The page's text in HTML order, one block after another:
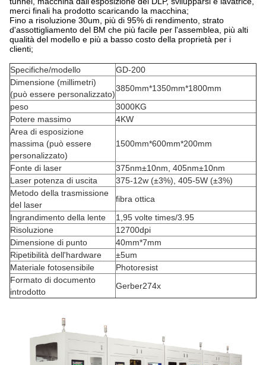
merci finali ha prodotto scaricando la macchina;
Fino a risoluzione 30um, più di 95% di rendimento, strato
d'assottigliamento del BM che più facile per l'assemblea, più alti
qualità del modello e più a basso costo della proprietà per i
clienti;
Specifiche/modello
GD-200
Dimensione (millimetri)
(può essere personalizzato)
3850mm*1350mm*1800mm
peso
3000KG
Potere massimo
4KW
Area di esposizione
massima (può essere
personalizzato)
1500mm*600mm*200mm
Fonte di laser
375nm±10nm, 405nm±10nm
Laser potenza di uscita
375-12w (±3%), 405-5W (±3%)
Metodo della trasmissione
del laser
fibra ottica
Ingrandimento della lente
1,95 volte times/3.95
Risoluzione
12700dpi
Dimensione di punto
40mm*7mm
Ripetibilità dell'hardware
±5um
Materiale fotosensibile
Photoresist
Formato di documento
introdotto
Gerber274x